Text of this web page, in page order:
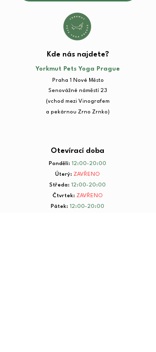
Kde nás najdete?​
Yorkmut Pets Yoga Prague
Praha 1 Nové Město
Senovážné náměstí 23​
(vchod mezi Vinografem
a pekárnou Zrno Zrnko)
Otevírací doba
Pondělí: 12:00-20:00
Úterý: ZAVŘENO
Středa: 12:00-20:00
Čtvrtek: ZAVŘENO
Pátek: 12:00-20:00